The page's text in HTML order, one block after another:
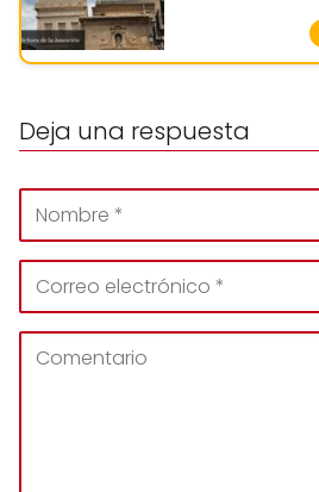
Deja una respuesta